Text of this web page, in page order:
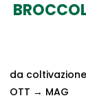
da
OTT → MAG